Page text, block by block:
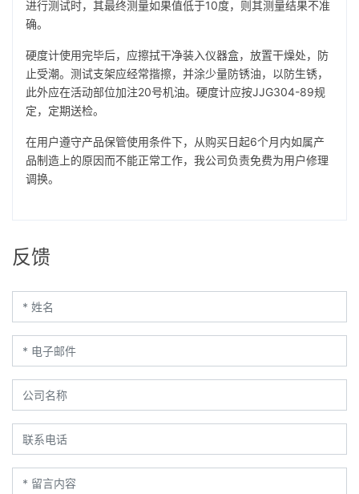
进行测试时，其最终测量如果值低于10度，则其测量结果不准
确。
硬度计使用完毕后，应擦拭干净装入仪器盒，放置干燥处，防
止受潮。测试支架应经常揩擦，并涂少量防锈油，以防生锈，
此外应在活动部位加注20号机油。硬度计应按JJG304-89规
定，定期送检。
在用户遵守产品保管使用条件下，从购买日起6个月内如属产
品制造上的原因而不能正常工作，我公司负责免费为用户修理
调换。
反馈